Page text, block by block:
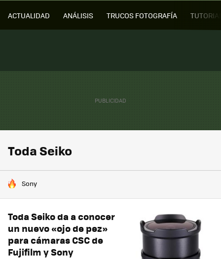
ACTUALIDAD ANÁLISIS TRUCOS FOTOGRAFÍA
Toda Seiko
HOY SE HABLA DE
Sony
Toda Seiko da a conocer
un nuevo «ojo de pez»
para cámaras CSC de
Fujifilm y Sony